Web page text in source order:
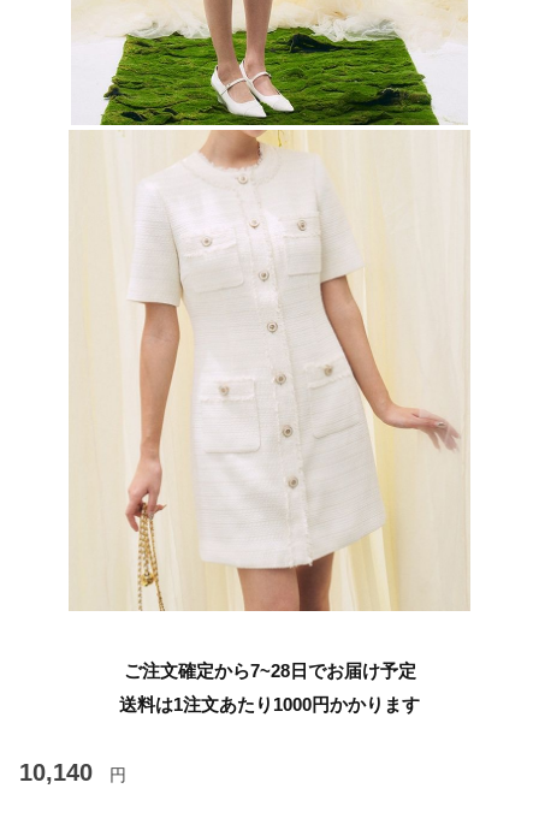
ご注文確定から7~28日でお届け予定
送料は1注文あたり 1000円かかります
10,140 円